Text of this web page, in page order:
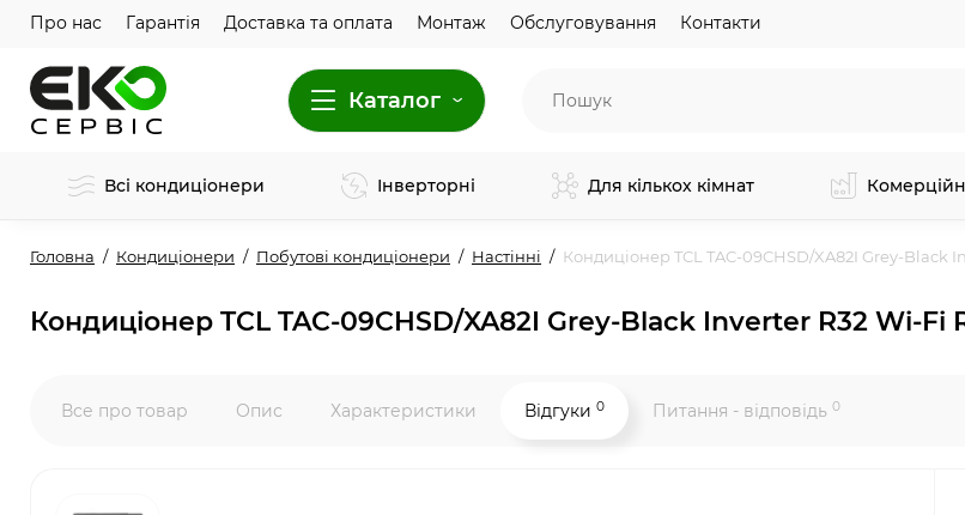
Про нас Гарантія Доставка та оплата Монтаж Обслуговування Контакти
Каталог
Всі кондиціонери Інверторні Для кількох кімнат
Головна Кондиціонери Побутові кондиціонери Настінні Кондиціонер TCL TAC-09CHSD/XA82I Grey-Black
Кондиціонер TCL TAC-09CHSD/XA82I Grey-Black Inverter R32 Wi-Fi
Все про товар Опис Характеристики Відгуки 0 Питання - відповідь 0